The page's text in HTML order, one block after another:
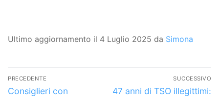
Ultimo aggiornamento il 4 Luglio 2025 da Simona
Navigazione
articoli
PRECEDENTE
Articolo
Consiglieri con
SUCCESSIVO
Articolo
47 anni di TSO illegittimi: